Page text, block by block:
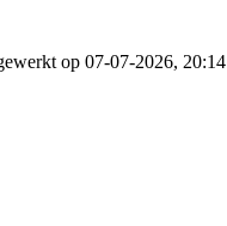
op 07-07-2026, 20:14